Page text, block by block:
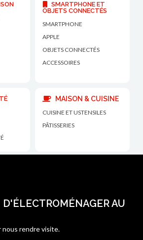
SMARTPHONE ET
OBJETS CONNECTÉS
SMARTPHONE
APPLE
OBJETS CONNECTÉS
ACCESSOIRES
MAISON & CUISINE
CUISINE ET USTENSILES
PÂTISSERIES
D'ÉLECTROMÉNAGER AU
nous rendre visite.